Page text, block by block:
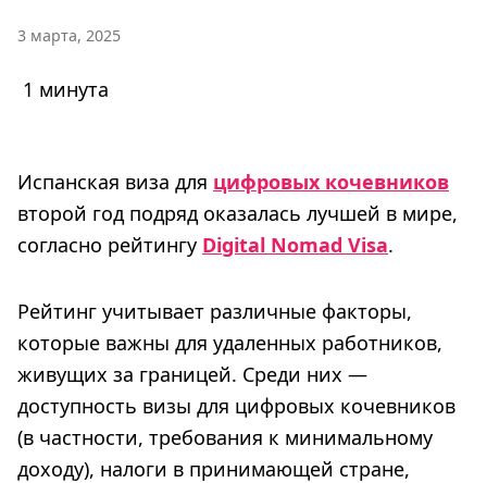
3 марта, 2025
1 минута
Испанская виза для цифровых кочевников
второй год подряд оказалась лучшей в мире,
согласно рейтингу Digital Nomad Visa.
Рейтинг учитывает различные факторы,
которые важны для удаленных работников,
живущих за границей. Среди них —
доступность визы для цифровых кочевников
(в частности, требования к минимальному
доходу), налоги в принимающей стране,